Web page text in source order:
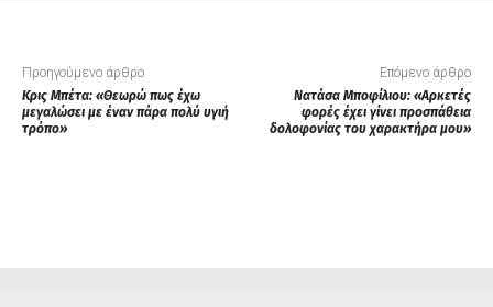
Προηγούμενο άρθρο
Κρις Μπέτα: «Θεωρώ πως έχω
μεγαλώσει με έναν πάρα πολύ υγιή
τρόπο»
Επόμενο άρθρο
Νατάσα Μποφίλιου: «Αρκετές
φορές έχει γίνει προσπάθεια
δολοφονίας του χαρακτήρα μου»